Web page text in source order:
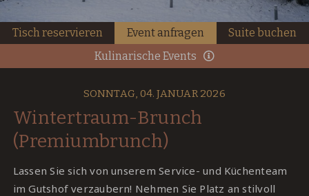
Tisch reservieren Event anfragen
Suite buchen
Kulinarische Events
SONNTAG, 04. JANUAR 2026
Wintertraum-Brunch
(Premiumbrunch)
Lassen Sie sich von unserem Service- und Küchenteam
im Gutshof verzaubern! Nehmen Sie Platz an stilvoll